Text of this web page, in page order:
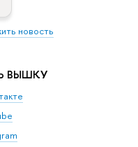
новость
ВЫШКУ